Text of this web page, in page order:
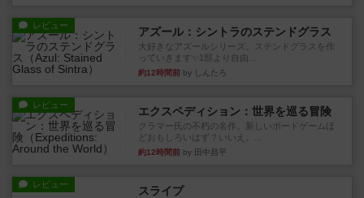
レビュー アズール：シントラのステンドグラス
大好きなアズールシリーズ。ステンドグラスを作
っていきます✨1部より自由...
約12時間前 by しんたろ
レビュー エクスペディション：世界を巡る冒険
クラマー氏の不朽の名作。新しいボードゲームほ
どおもしろいはず？いいえ。...
約12時間前 by 田中昌平
レビュー スライプ